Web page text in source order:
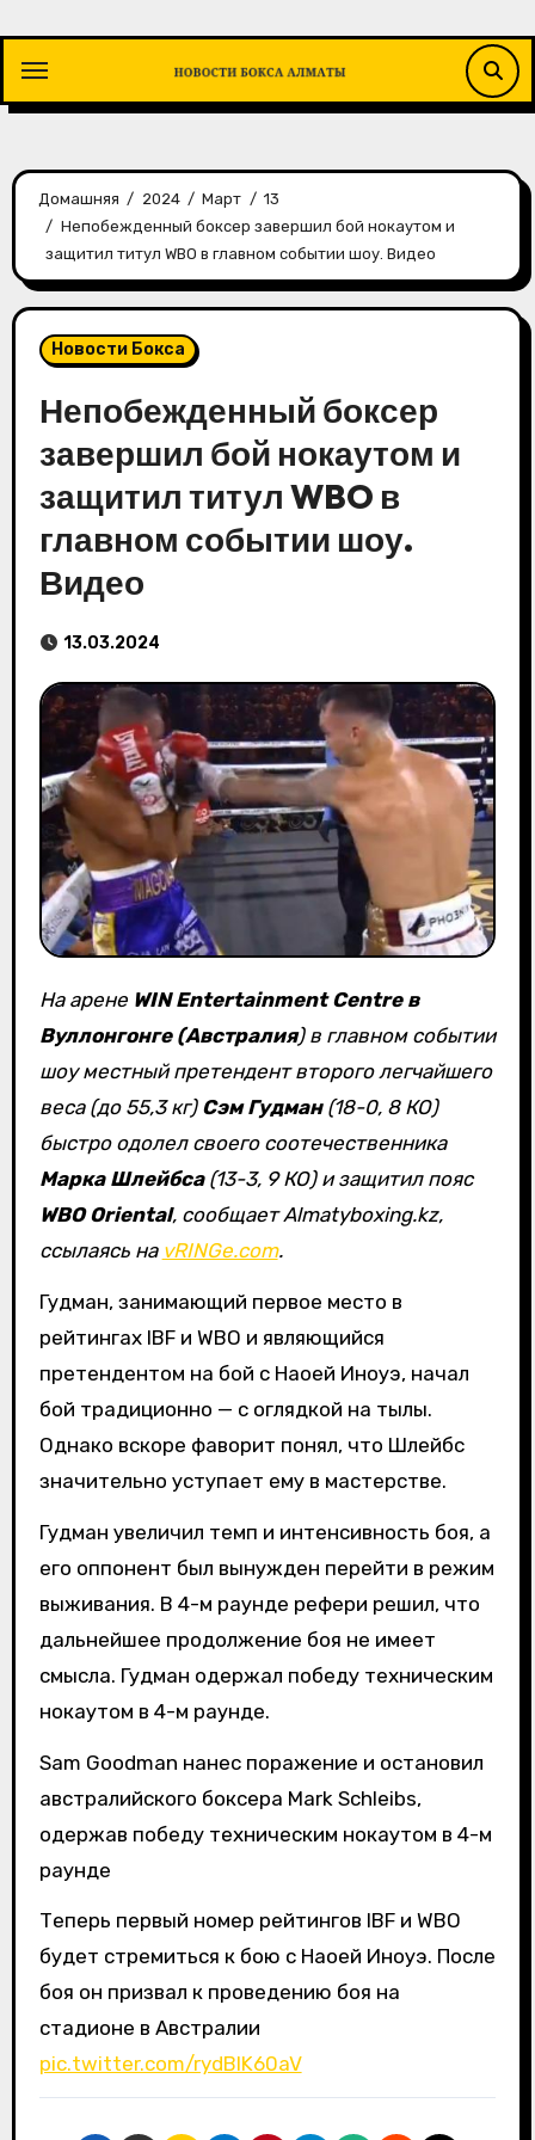
содержимому
Домашняя 2024 Март
13
Непобежденный боксер завершил бой нокаутом и
защитил титул WBO в главном событии шоу. Видео
Новости Бокса
Непобежденный боксер
завершил бой нокаутом и
защитил титул WBO в
главном событии шоу.
Видео
13.03.2024
На арене WIN Entertainment Centre в
Вуллонгонге (Австралия) в главном событии
шоу местный претендент второго легчайшего
веса (до 55,3 кг) Сэм Гудман(18-0, 8 КО)
быстро одолел своего соотечественника
Марка Шлейбса(13-3, 9 КО) и защитил пояс
WBO Oriental, сообщает Almatyboxing.kz,
ссылаясь на vRINGe.com.
Гудман, занимающий первое место в
рейтингах IBF и WBO и являющийся
претендентом на бой с Наоей Иноуэ, начал
бой традиционно — с оглядкой на тылы.
Однако вскоре фаворит понял, что Шлейбс
значительно уступает ему в мастерстве.
Гудман увеличил темп и интенсивность боя, а
его оппонент был вынужден перейти в режим
выживания. В 4-м раунде рефери решил, что
дальнейшее продолжение боя не имеет
смысла. Гудман одержал победу техническим
нокаутом в 4-м раунде.
Sam Goodman нанес поражение и остановил
австралийского боксера Mark Schleibs,
одержав победу техническим нокаутом в 4-м
раунде
Теперь первый номер рейтингов IBF и WBO
будет стремиться к бою с Наоей Иноуэ. После
боя он призвал к проведению боя на
стадионе в Австралии
pic.twitter.com/rydBlK60aV